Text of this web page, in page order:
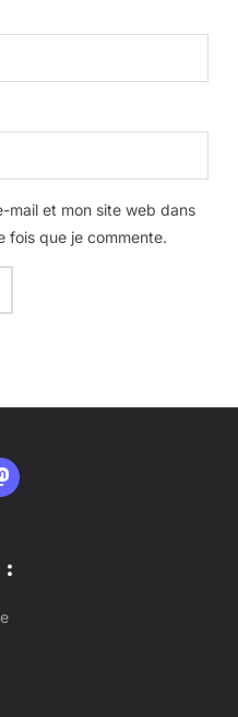
mail et mon site web dans
fois que je commente.
: